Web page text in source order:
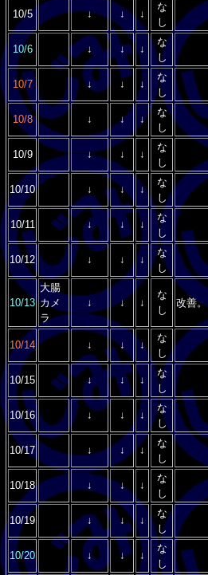
10/5 ↓ ↓ ↓
な
し
10/6 ↓ ↓ ↓
な
し
10/7 ↓ ↓ ↓
な
し
10/8 ↓ ↓ ↓
な
し
10/9 ↓ ↓ ↓
な
し
10/10 ↓ ↓ ↓
な
し
10/11 ↓ ↓ ↓
な
し
10/12 ↓ ↓ ↓
な
し
10/13
大腸
カメ
ラ
↓ ↓ ↓
な
し
改善。
10/14 ↓ ↓ ↓
な
し
10/15 ↓ ↓ ↓
な
し
10/16 ↓ ↓ ↓
な
し
10/17 ↓ ↓ ↓
な
し
10/18 ↓ ↓ ↓
な
し
10/19 ↓ ↓ ↓
な
し
10/20 ↓ ↓ ↓
な
し